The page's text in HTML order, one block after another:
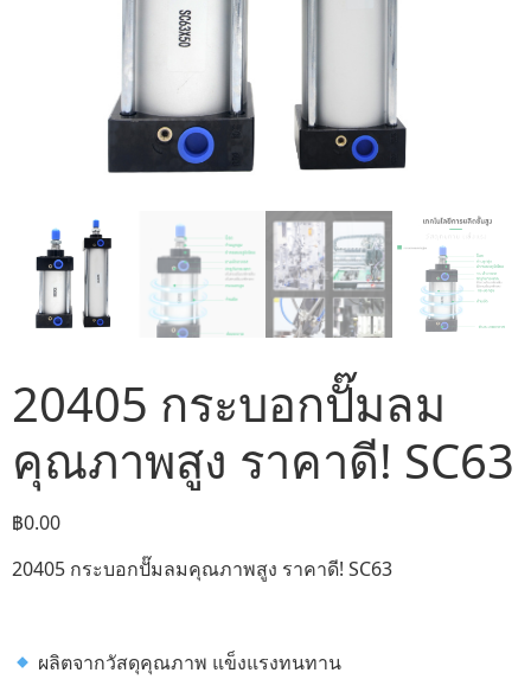
20405 กระบอกปั๊มลม
คุณภาพสูง ราคาดี! SC63
฿0.00
20405 กระบอกปั๊มลมคุณภาพสูง ราคาดี! SC63
ผลิตจากวัสดุคุณภาพ แข็งแรงทนทาน